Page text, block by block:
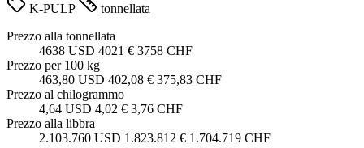
K-PULP
tonnellata
Prezzo alla tonnellata
4638 USD 4021 € 3758 CHF
Prezzo per 100 kg
463,80 USD 402,08 € 375,83 CHF
Prezzo al chilogrammo
4,64 USD 4,02 € 3,76 CHF
Prezzo alla libbra
2.103.760 USD 1.823.812 € 1.704.719 CHF